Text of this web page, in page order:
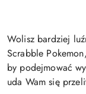
Wolisz bardziej
Scrabble
by podejmować
uda Wam się